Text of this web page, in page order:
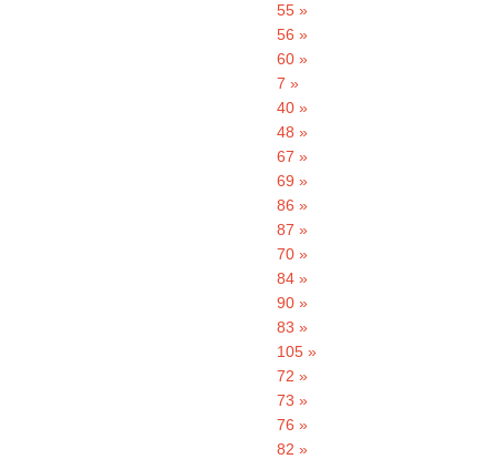
55 »
56 »
60 »
7 »
40 »
48 »
67 »
69 »
86 »
87 »
70 »
84 »
90 »
83 »
105 »
72 »
73 »
76 »
82 »